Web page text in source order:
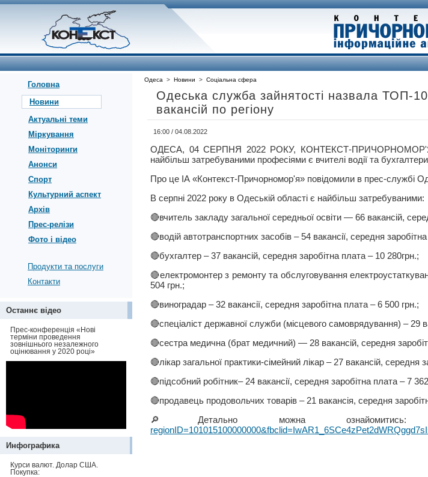
Головна
Новини
Актуальні теми
Міркування
Моніторинги
Анонси
Спорт
Культурний аспект
Архів
Прес-релізи
Фото і відео
Продукти та послуги
Контакти
Останнє відео
Прес-конференція «Нові
терміни проведення
зовнішнього незалежного
оцінювання у 2020 році»
Инфографика
Курси валют. Долар США.
Покупка:
Одеса > Новини > Соціальна сфера
Одеська служба зайнятості назвала ТОП-
вакансій по регіону
16:00 / 04.08.2022
ОДЕСА, 04 СЕРПНЯ 2022 РОКУ, КОНТЕКСТ-ПРИЧОРНОМОР'Я –
найбільш затребуваними професіями є вчителі водії та
Про це ІА «Контекст-Причорномор'я» повідомили в прес-службі
В серпні 2022 року в Одеській області є найбільш затребуваними:
🔴вчитель закладу загальної середньої освіти — 66 вакансій,
🔴водій автотранспортних засобів – 54 вакансії, середня
🔴бухгалтер – 37 вакансій, середня заробітна плата – 10 280грн.;
🔴електромонтер з ремонту та обслуговування
504 грн.;
🔴виноградар – 32 вакансії, середня заробітна плата – 6 500 грн.;
🔴спеціаліст державної служби (місцевого самоврядування) – 29
🔴сестра медична (брат медичний) — 28 вакансій, середня
🔴лікар загальної практики-сімейний лікар – 27 вакансій, середня
🔴підсобний робітник– 24 вакансії, середня заробітна плата – 7
🔴продавець продовольчих товарів – 21 вакансія, середня
🔎Детально можна